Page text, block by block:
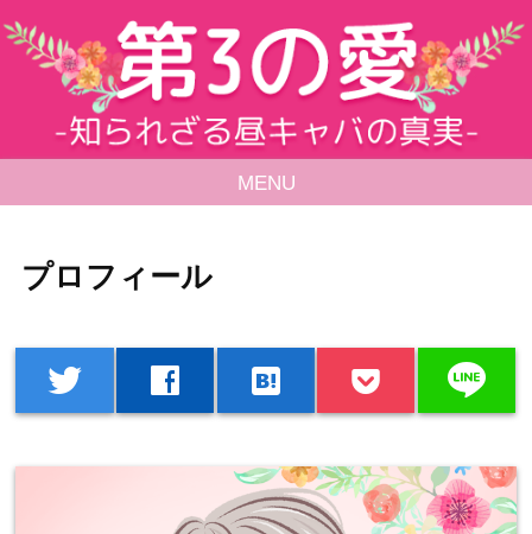
MENU
プロフィール
twitter facebook hatenabookmark line